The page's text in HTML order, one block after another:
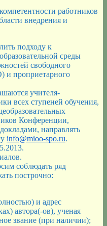
работников
внедрения и
подходу к
среды
свободного
и проприетарного
учителя-
всех ступеней обучения,
Конференции,
направлять
info@mioo-spo.ru.
соблюдать ряд
построчно:
и адрес
автора(-ов), ученая
звание (при наличии);